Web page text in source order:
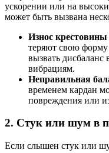
ускорении или на
может быть вызвана
Износ крестовины
теряют свою
вызвать дисбаланс
вибрациям.
Неправильная
временем кардан
повреждения или
2. Стук или шум в
Если слышен стук или